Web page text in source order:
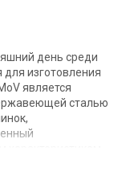
день среди
изготовления
является
сталью
несложно, а